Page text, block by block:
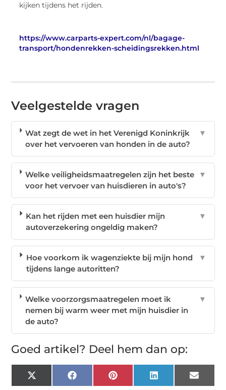
kijken tijdens het rijden.
https://www.carparts-expert.com/nl/bagage-
transport/hondenrekken-scheidingsrekken.html
Veelgestelde vragen
Wat zegt de wet in het Verenigd Koninkrijk
over het vervoeren van honden in de auto?
▼
Welke veiligheidsmaatregelen zijn het beste
voor het vervoer van huisdieren in auto's?
▼
Kan het rijden met een huisdier mijn
autoverzekering ongeldig maken?
▼
Hoe voorkom ik wagenziekte bij mijn hond
tijdens lange autoritten?
▼
Welke voorzorgsmaatregelen moet ik
nemen bij warm weer met mijn huisdier in
de auto?
▼
Goed artikel? Deel hem dan op:
X
(Twitter)
FacebookPinterest LinkedIn Email